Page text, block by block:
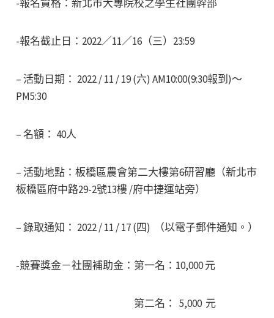
-報名資格：新北市大專院校之學生社團幹部
-報名截止日：2022／11／16（三）23:59
– 活動日期： 2022 / 11 / 19 (六) AM10:00(9:30報到)～
PM5:30
– 名額： 40人
– 活動地點：板橋區農會第二大樓第6研習廳（新北市
板橋區府中路29-2號13樓 /府中捷運站旁）
– 錄取通知： 2022 / 11 / 17 (四) （以電子郵件通知。）
-競賽獎金－社團補助金：第一名：10,000 元
第二名： 5,000 元